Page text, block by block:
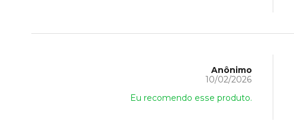
Anônimo
10/02/2026
Eu recomendo esse produto.